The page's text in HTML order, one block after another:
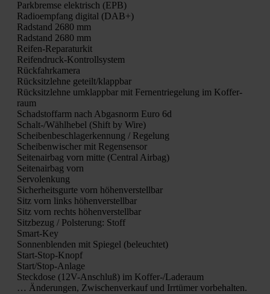
Park­brem­se elek­trisch (EPB)
Radio­emp­fang digi­tal (DAB+)
Rad­stand 2680 mm
Rad­stand 2680 mm
Rei­fen-Repa­ra­tur­kit
Rei­fen­druck-Kon­troll­sys­tem
Rück­fahr­ka­me­ra
Rück­sitz­leh­ne geteilt/klappbar
Rück­sitz­leh­ne umklapp­bar mit Fer­n­ent­rie­ge­lung im Kof­fer­
raum
Schad­stoff­arm nach Abgas­norm Euro 6d
Schalt-/Wähl­he­bel (Shift by Wire)
Schei­ben­be­schla­ger­ken­nung / Rege­lung
Schei­ben­wi­scher mit Regen­sen­sor
Sei­ten­air­bag vorn mit­te (Cen­tral Air­bag)
Sei­ten­air­bag vorn
Ser­vo­len­kung
Sicher­heits­gur­te vorn höhen­ver­stell­bar
Sitz vorn links höhen­ver­stell­bar
Sitz vorn rechts höhen­ver­stell­bar
Sitz­be­zug / Pols­te­rung: Stoff
Smart-Key
Son­nen­blen­den mit Spie­gel (beleuch­tet)
Start-Stop-Knopf
Star­t/S­top-Anla­ge
Steck­do­se (12V-Anschluß) im Kof­fer-/La­de­raum
… Ände­run­gen, Zwi­schen­ver­kauf und Irr­tü­mer vor­be­hal­ten.